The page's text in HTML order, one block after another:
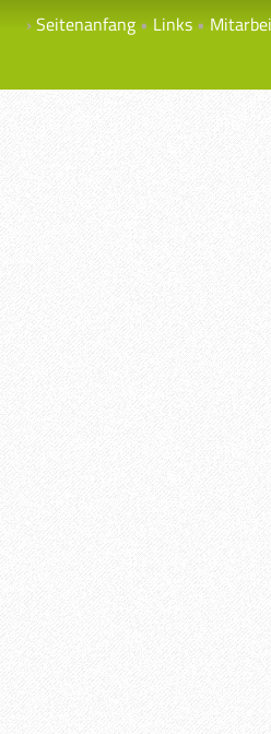
Seitenanfang Links